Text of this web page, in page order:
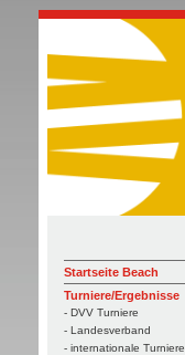
Startseite Beach
Turniere/Ergebnisse
- DVV Turniere
- Landesverband
- internationale Turniere